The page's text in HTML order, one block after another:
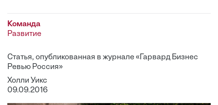
Команда
Развитие
Статья, опубликованная в журнале «Гарвард Бизнес
Ревью Россия»
Холли Уикс
09.09.2016